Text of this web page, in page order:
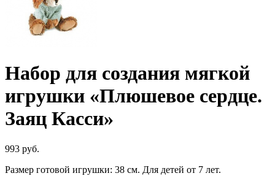
Набор для создания мягкой
игрушки «Плюшевое сердце.
Заяц Касси»
993 руб.
Размер готовой игрушки: 38 см. Для детей от 7 лет.